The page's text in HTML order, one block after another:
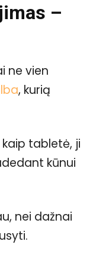
–
ne vien
, kurią
tabletė, ji
kūnui
nei dažnai